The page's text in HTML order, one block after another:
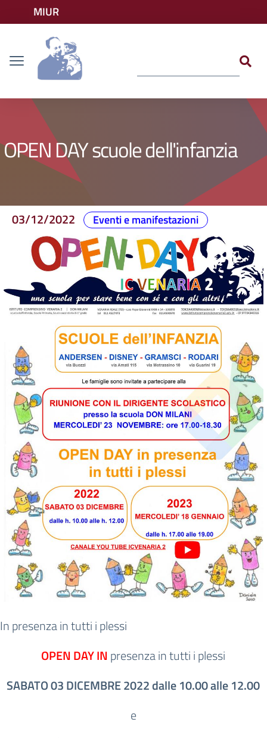
Vai ai contenuti
Vai al menu di navigazione
Vai al footer
MIUR
OPEN DAY scuole dell'infanzia
03/12/2022 Eventi e manifestazioni
In presenza in tutti i plessi
OPEN DAY INpresenza in tutti i plessi
SABATO 03 DICEMBRE 2022 dalle 10.00 alle 12.00
e